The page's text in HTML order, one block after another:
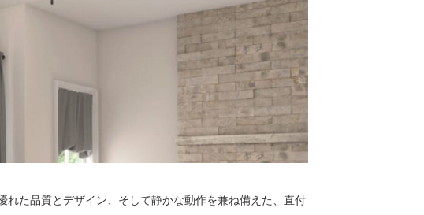
た品質とデザイン、そして静かな動作を兼ね備えた、直付